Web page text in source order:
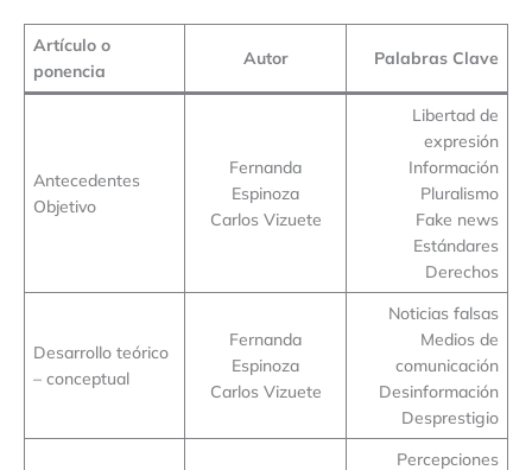
Artículo o
ponencia
Autor Palabras Clave
Antecedentes
Objetivo
Fernanda
Espinoza
Carlos Vizuete
Libertad de
expresión
Información
Pluralismo
Fake news
Estándares
Derechos
Desarrollo teórico
– conceptual
Fernanda
Espinoza
Carlos Vizuete
Noticias falsas
Medios de
comunicación
Desinformación
Desprestigio
Percepciones